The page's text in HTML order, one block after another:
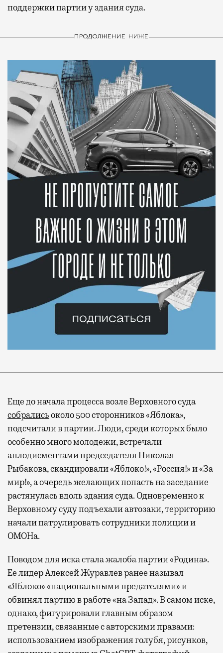
поддержки партии у здания суда.
ПРОДОЛЖЕНИЕ НИЖЕ
Еще до начала процесса возле Верховного суда
собралисьоколо 500 сторонников «Яблока»,
подсчитали в партии. Люди, среди которых было
особенно много молодежи, встречали
аплодисментами председателя Николая
Рыбакова, скандировали «Яблоко!», «Россия!» и «За
мир!», а очередь желающих попасть на заседание
растянулась вдоль здания суда. Одновременно к
Верховному суду подъехали автозаки, территорию
начали патрулировать сотрудники полиции и
ОМОНа.
Поводом для иска стала жалоба партии «Родина».
Ее лидер Алексей Журавлев ранее называл
«Яблоко» «национальными предателями» и
обвинял партию в работе «на Запад». В самом иске,
однако, фигурировали главным образом
претензии, связанные с авторскими правами:
использованием изображения голубя, рисунков,